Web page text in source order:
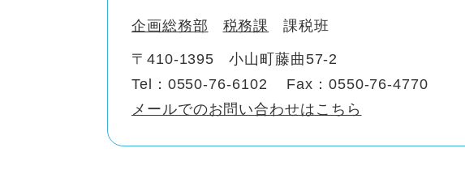
企画総務部 税務課 課税班
〒410-1395
小山町藤曲57-2
Tel：0550-76-6102
Fax：0550-76-4770
メールでのお問い合わせはこちら